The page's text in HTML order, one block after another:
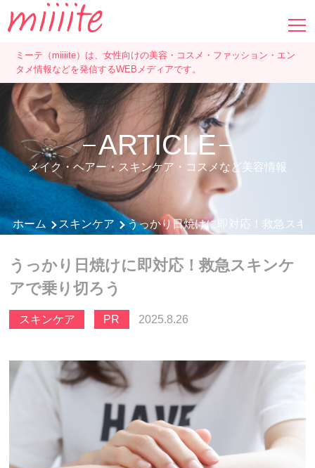
ミーテ（miiiite）は、女性向けの美容・コスメ・ファッション・エン
タメ情報などを発信するWEBメディアです。
ARTICLE
メイク・ヘアー・スキンケア・コスメなど美容情報
ホーム スキンケア うっかり日焼けに即対応！救急スキ
うっかり日焼けに即対応！救急スキンケ
アで乗り切ろう
スキンケア PR 2025.8.26